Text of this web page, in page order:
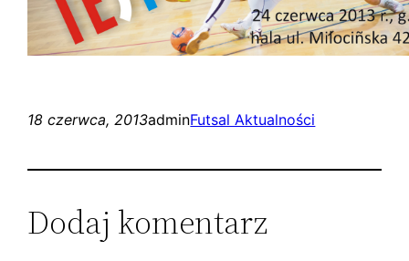
18 czerwca, 2013adminFutsal Aktualności
Dodaj komentarz